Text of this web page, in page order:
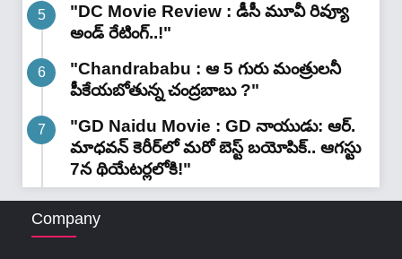
"DC Movie Review : డీసీ మూవీ రివ్యూ
అండ్ రేటింగ్‌..!"
"Chandrababu : ఆ 5 గురు మంత్రులనీ
పీకేయబోతున్న చంద్రబాబు ?"
"GD Naidu Movie : GD నాయుడు: ఆర్.
మాధవన్‌ కెరీర్‌లో మరో బెస్ట్ బయోపిక్.. ఆగస్టు
7న థియేటర్లలోకి!"
Company